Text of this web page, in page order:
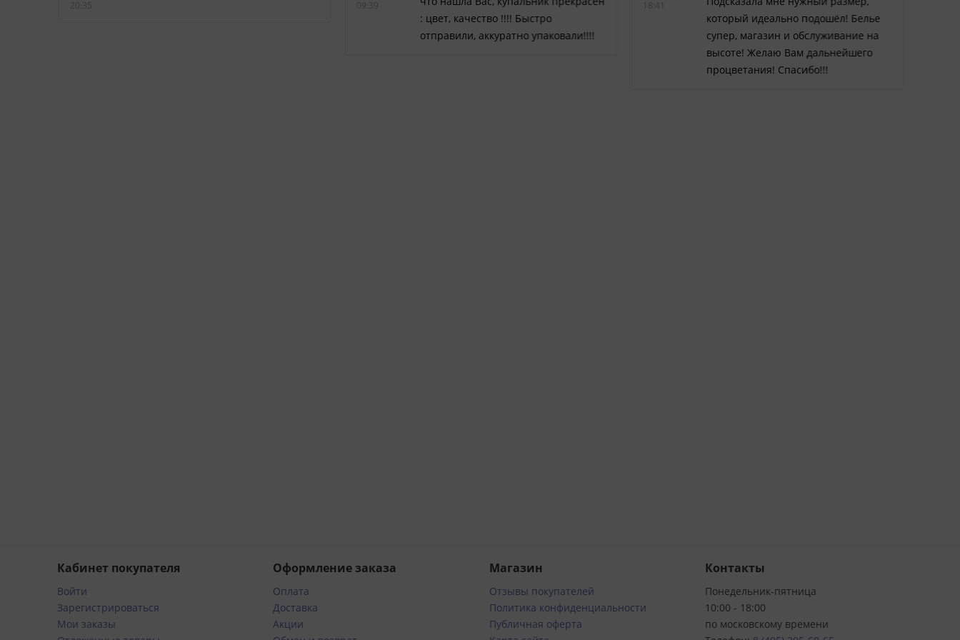
20:35
09:39
: цвет, качество !!!! Быстро
отправили, аккуратно упаковали!!!!
18:41
который идеально подошёл! Белье
супер, магазин и обслуживание на
высоте! Желаю Вам дальнейшего
процветания! Спасибо!!!
Кабинет покупателя
Войти
Зарегистрироваться
Мои заказы
Оформление заказа
Оплата
Доставка
Акции
Магазин
Отзывы покупателей
Политика конфиденциальности
Публичная оферта
Контакты
Понедельник-пятница
10:00 - 18:00
по московскому времени